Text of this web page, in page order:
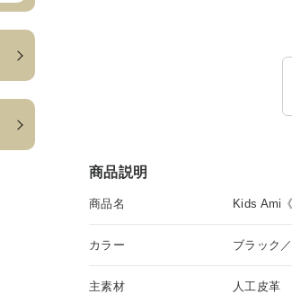
商品説明
商品名 Kids Ami
カラー ブラック
主素材 人工皮革